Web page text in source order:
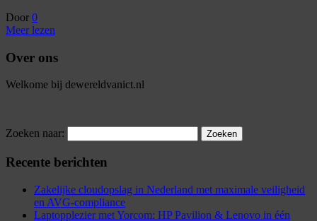
Door 0
Meer lezen
Over ons
Welkome bij dewereldvanict.nl
Zoeken naar:
Recente berichten
Zakelijke cloudopslag in Nederland met maximale veiligheid
en AVG-compliance
Laptopplezier met Yorcom: HP Pavilion & Lenovo in één